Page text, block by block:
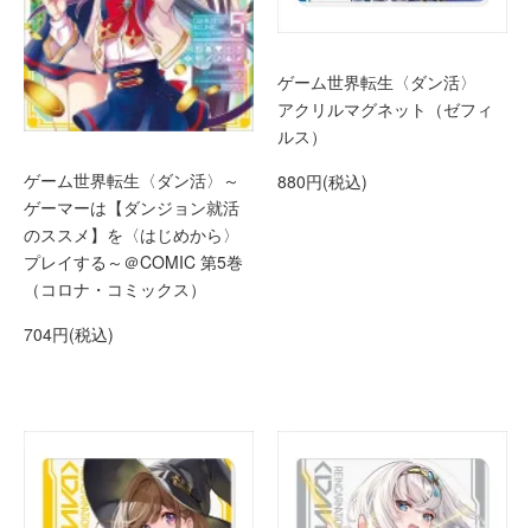
ゲーム世界転生〈ダン活〉～
ゲーマーは【ダンジョン就活
のススメ】を〈はじめから〉
プレイする～＠COMIC 第5巻
（コロナ・コミックス）
704円(税込)
ゲーム世界転生〈ダン活〉
アクリルマグネット（ゼフィ
ルス）
880円(税込)